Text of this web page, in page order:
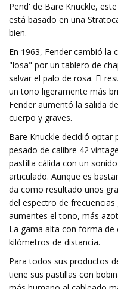
Pend' de Bare Knuckle,
está basado en una
bien.
En 1963, Fender cambió la
"losa" por un tablero de
salvar el palo de rosa. El
un tono ligeramente más
Fender aumentó la salida
cuerpo y graves.
Bare Knuckle decidió optar
pesado de calibre 42
pastilla cálida con un
articulado. Aunque es
da como resultado unos
del espectro de
aumentes el tono, más
La gama alta con forma de
kilómetros de distancia.
Para todos sus productos
tiene sus pastillas con